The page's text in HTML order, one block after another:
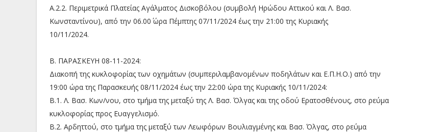
Α.2.2. Περιμετρικά Πλατείας Αγάλματος Δισκοβόλου (συμβολή Ηρώδου Αττικού και Λ. Βασ.
Κωνσταντίνου), από την 06.00΄ ώρα Πέμπτης 07/11/2024 έως την 21:00 της Κυριακής
10/11/2024.
Β. ΠΑΡΑΣΚΕΥΗ 08-11-2024:
Διακοπή της κυκλοφορίας των οχημάτων (συμπεριλαμβανομένων ποδηλάτων και Ε.Π.Η.Ο.) από την
19:00 ώρα της Παρασκευής 08/11/2024 έως την 22:00 ώρα της Κυριακής 10/11/2024:
Β.1. Λ. Βασ. Κων/νου, στο τμήμα της μεταξύ της Λ. Βασ. Όλγας και της οδού Ερατοσθένους, στο ρεύμα
κυκλοφορίας προς Ευαγγελισμό.
Β.2. Αρδηττού, στο τμήμα της μεταξύ των Λεωφόρων Βουλιαγμένης και Βασ. Όλγας, στο ρεύμα